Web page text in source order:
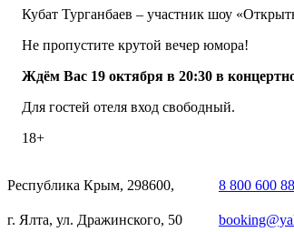
Кубат Турганбаев – участник шоу
Не пропустите крутой вечер юмора!
Ждём Вас 19 октября в 20:30 в
Для гостей отеля вход свободный.
18+
Республика Крым, 298600,
г. Ялта, ул. Дражинского, 50
8 800 600